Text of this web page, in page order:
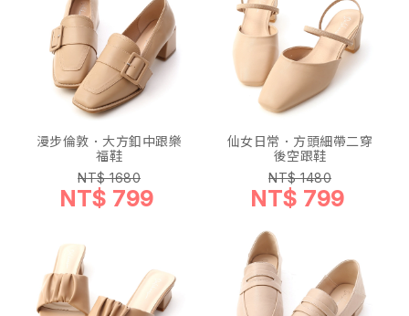
漫步倫敦．大方釦中跟樂
福鞋
NT$ 1680
NT$ 799
仙女日常．方頭細帶二穿
後空跟鞋
NT$ 1480
NT$ 799